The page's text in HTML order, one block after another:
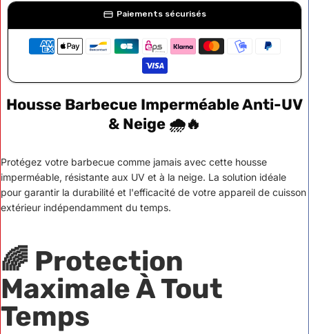
Paiements sécurisés
Housse Barbecue Imperméable Anti-UV
& Neige 🌧️🔥
Protégez votre barbecue comme jamais avec cette housse
imperméable, résistante aux UV et à la neige. La solution idéale
pour garantir la durabilité et l'efficacité de votre appareil de cuisson
extérieur indépendamment du temps.
🌈 Protection
Maximale À Tout
Temps